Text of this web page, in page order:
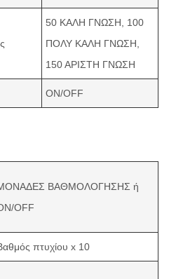
50 ΚΑΛΗ ΓΝΩΣΗ, 100
ΠΟΛΥ ΚΑΛΗ ΓΝΩΣΗ,
150 ΑΡΙΣΤΗ ΓΝΩΣΗ
ON/OFF
ΒΑΘΜΟΛΟΓΗΣΗΣ ή
OFF
πτυχίου x 10